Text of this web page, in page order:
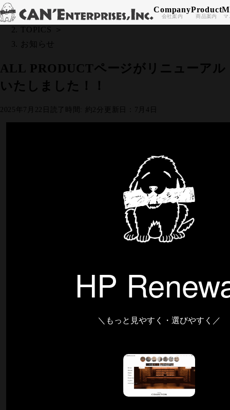
Skip to content
Company
会社案内
Product
商品案内 マ
All Posts ＞
TOPICS
＞
お知らせ
ALL PRODUCTページがリニューアル
いたしました！！
2025年7月22日 読了時間: 約2分 更新日：7月4日
HP
＼もっと見やすく・選びやすく／